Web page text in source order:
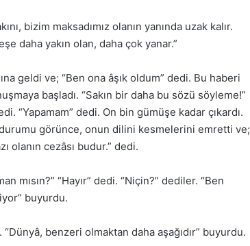
bizim maksadımız olanın yanında uzak kalır.
daha yakın olan, daha çok yanar.”
geldi ve; “Ben ona âşık oldum” dedi. Bu haberi
başladı. “Sakın bir daha bu sözü söyleme!”
“Yapamam” dedi. On bin gümüşe kadar çıkardı.
görünce, onun dilini kesmelerini emretti ve;
olanın cezâsı budur.” dedi.
mısın?” “Hayır” dedi. “Niçin?” dediler. “Ben
buyurdu.
benzeri olmaktan daha aşağıdır” buyurdu.